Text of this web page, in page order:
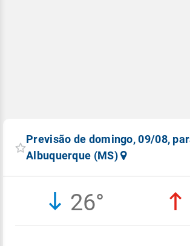
Previsão de domingo, 09/08,
Albuquerque (MS)
26°